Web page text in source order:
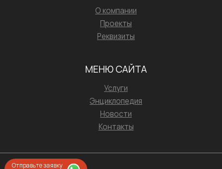
Отправьте заявку
О компании
Проекты
Реквизиты
МЕНЮ САЙТА
Услуги
Энциклопедия
Новости
Контакты